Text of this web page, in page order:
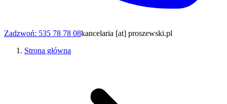
Zadzwoń: 535 78 78 08kancelaria [at] proszewski.pl
Strona główna